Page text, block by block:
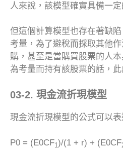
人來說，該模型確實具備一定
但這個計算模型也存在著缺
考量，為了避稅而採取其他
購，甚至是當購買股票的人
為考量而持有該股票的話，
03-2. 現金流折現模型
現金流折現模型的公式可以表
P0 = (E0CF1)/(1 + r) + (E0CF